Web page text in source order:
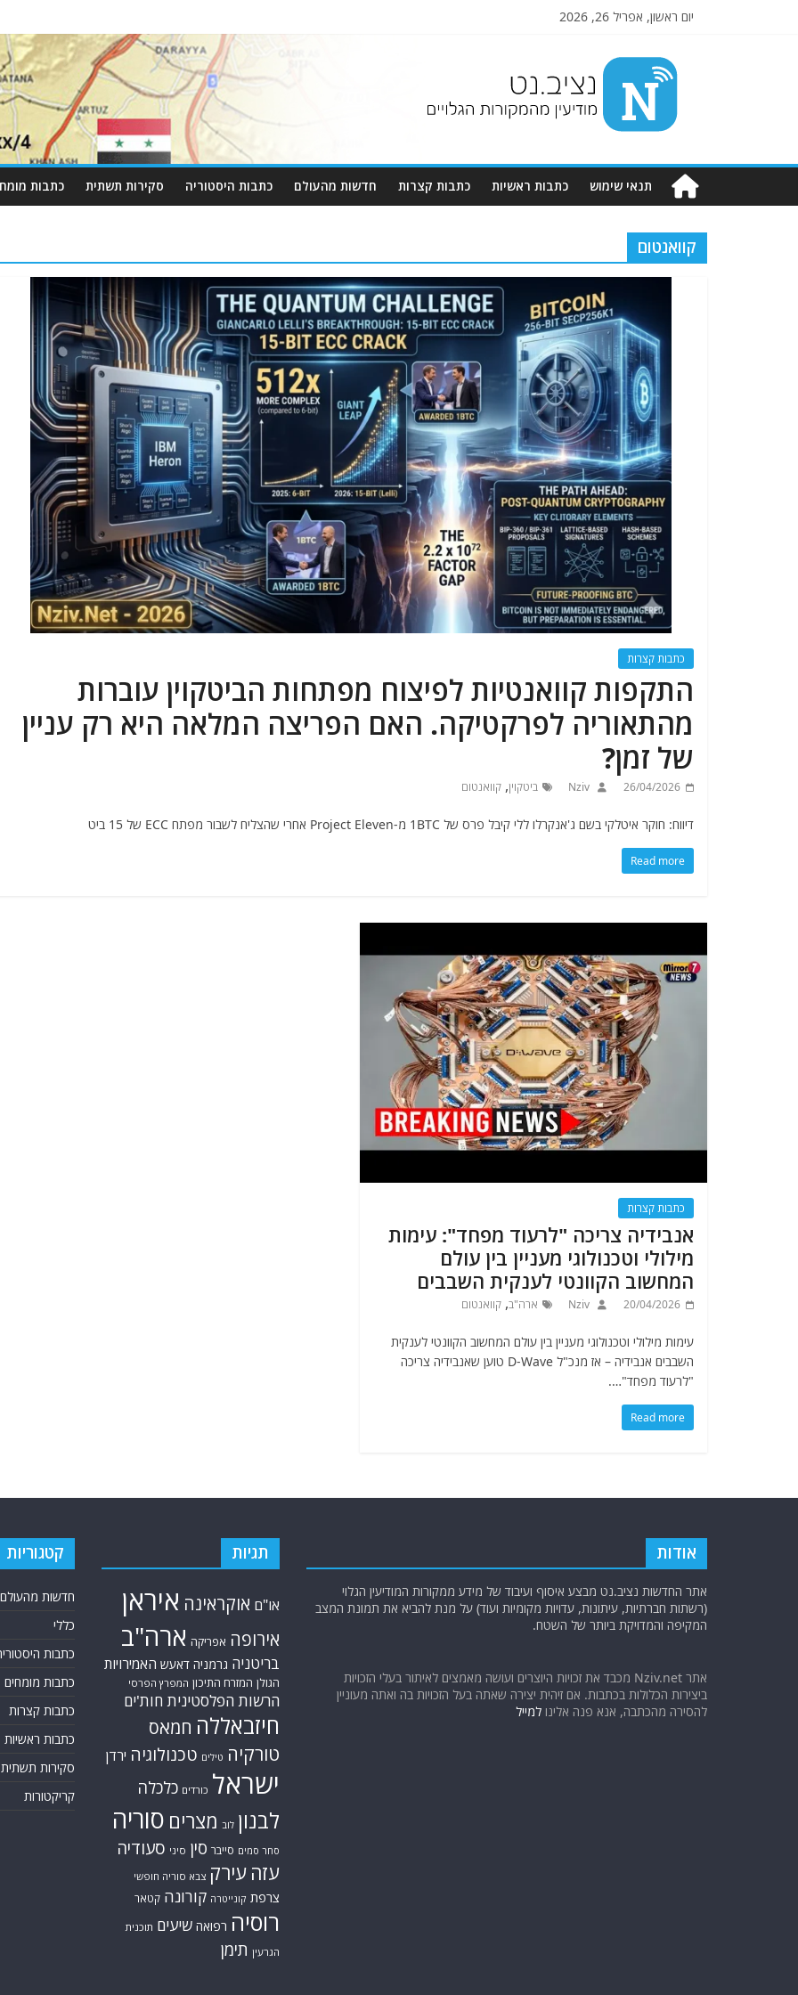
יום ראשון, אפריל 26, 2026
Nziv.net
מודיעין
מהמקורות
תנאי שימוש כתבות ראשיות כתבות קצרות חדשות מהעולם כתבות היסטוריה סקירות תשתית כתבות
קוואנטום
כתבות קצרות
התקפות קוואנטיות לפיצוח מפתחות הביטקוין עוברות
מהתאוריה לפרקטיקה. האם הפריצה המלאה היא רק עניין
של זמן?
26/04/2026
Nziv ביטקוין, קוואנטום
דיווח: חוקר איטלקי בשם ג'אנקרלו ללי קיבל פרס של 1BTC מ-Project Eleven אחרי שהצליח לשבור מפתח ECC של 15 ביט
Read more
כתבות קצרות
אנבידיה צריכה "לרעוד מפחד": עימות
מילולי וטכנולוגי מעניין בין עולם
המחשוב הקוונטי לענקית השבבים
20/04/2026
Nziv ארה"ב, קוואנטום
עימות מילולי וטכנולוגי מעניין בין עולם המחשוב הקוונטי לענקית
השבבים אנבידיה – אז מנכ"ל D-Wave טוען שאנבידיה צריכה
"לרעוד מפחד"….
Read more
אודות
אתר החדשות נציב.נט מבצע איסוף ועיבוד של מידע ממקורות המודיעין הגלוי
(רשתות חברתיות, עיתונות, עדויות מקומיות ועוד) על מנת להביא את תמונת המצב
המקיפה והמדויקת ביותר של השטח.
אתר Nziv.net מכבד את זכויות היוצרים ועושה מאמצים לאיתור בעלי הזכויות
ביצירות הכלולות בכתבות. אם זיהית יצירה שאתה בעל הזכויות בה ואתה מעוניין
להסירה מהכתבה, אנא פנה אלינו למייל
תגיות
או"ם אוקראינה איראן
אירופה אפריקה ארה"ב
בריטניה גרמניה דאעש האמירויות
הגולן המזרח התיכון המפרץ הפרסי
הרשות הפלסטינית חות'ים
חיזבאללה חמאס
טורקיה טילים טכנולוגיה ירדן
ישראל כורדים כלכלה
לבנון לוב מצרים סוריה
סחר סמים סייבר סין סיני סעודיה
עזה עירק צבא סוריה חופשי
צרפת קונייטרה קורונה קטאר
רוסיה רפואה שיעים תוכנית
הגרעין תימן
קטגוריות
חדשות מהעולם
כללי
כתבות
כתבות מומחים
כתבות קצרות
כתבות ראשיות
סקירות תשתית
קריקטורות